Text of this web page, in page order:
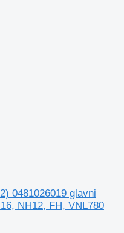
0481026019 glavni
NH12, FH, VNL780